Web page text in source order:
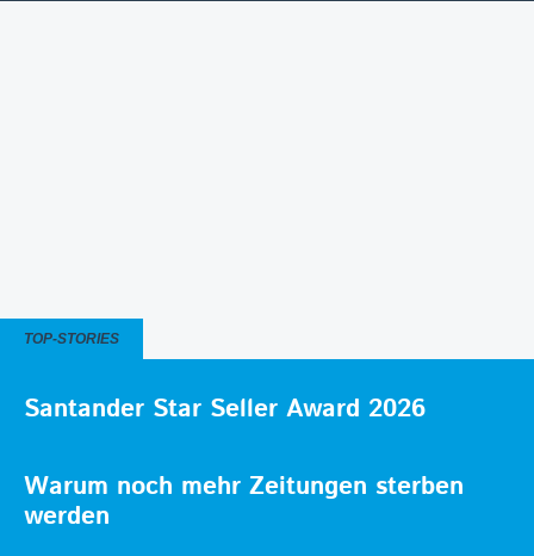
TOP-STORIES
Santander Star Seller Award 2026
Warum noch mehr Zeitungen sterben
werden